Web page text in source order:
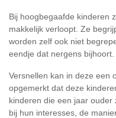
Bij hoogbegaafde kinderen
makkelijk verloopt. Ze
worden zelf ook niet
eendje dat nergens bijhoort.
Versnellen kan in deze een
opgemerkt dat deze
kinderen die een jaar
bij hun interesses, de